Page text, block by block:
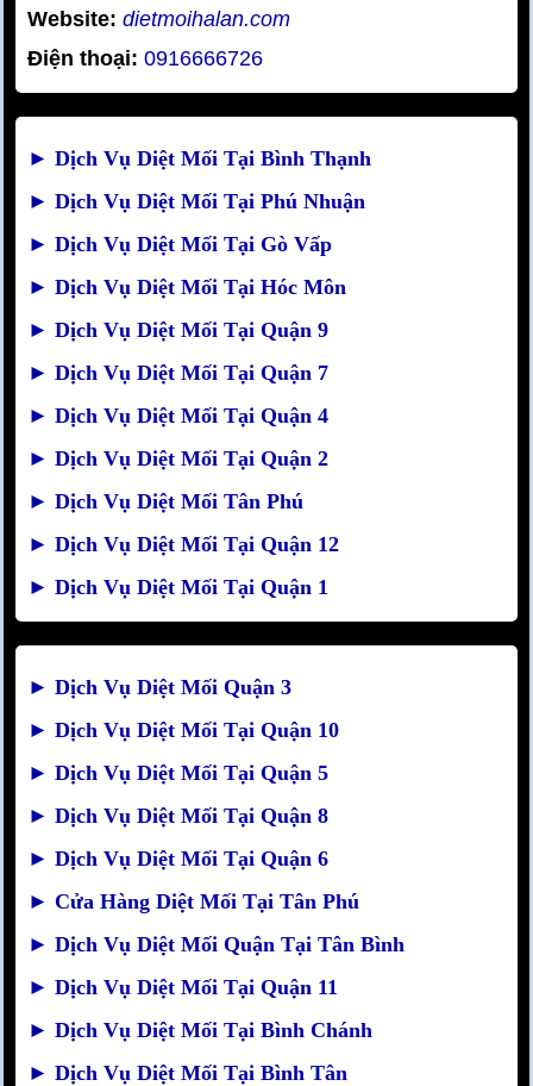
Website: dietmoihalan.com
Điện thoại: 0916666726
► Dịch Vụ Diệt Mối Tại Bình Thạnh
► Dịch Vụ Diệt Mối Tại Phú Nhuận
► Dịch Vụ Diệt Mối Tại Gò Vấp
► Dịch Vụ Diệt Mối Tại Hóc Môn
► Dịch Vụ Diệt Mối Tại Quận 9
► Dịch Vụ Diệt Mối Tại Quận 7
► Dịch Vụ Diệt Mối Tại Quận 4
► Dịch Vụ Diệt Mối Tại Quận 2
► Dịch Vụ Diệt Mối Tân Phú
► Dịch Vụ Diệt Mối Tại Quận 12
► Dịch Vụ Diệt Mối Tại Quận 1
► Dịch Vụ Diệt Mối Quận 3
► Dịch Vụ Diệt Mối Tại Quận 10
► Dịch Vụ Diệt Mối Tại Quận 5
► Dịch Vụ Diệt Mối Tại Quận 8
► Dịch Vụ Diệt Mối Tại Quận 6
► Cửa Hàng Diệt Mối Tại Tân Phú
► Dịch Vụ Diệt Mối Quận Tại Tân Bình
► Dịch Vụ Diệt Mối Tại Quận 11
► Dịch Vụ Diệt Mối Tại Bình Chánh
► Dịch Vụ Diệt Mối Tại Bình Tân